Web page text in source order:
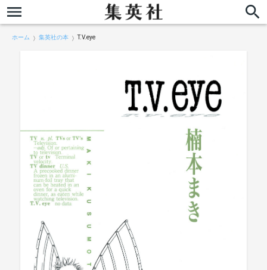
ホーム 集英社の本 T.V.eye